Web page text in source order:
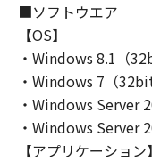
の関連会社、そ
のいずれも、「
品性および特定
め、いかなる保
問わず一切しな
(2) キヤノン、
ンの子会社、キ
■ソフトウエア
【OS】
・Windows 8.1（
・Windows 7（
・Windows Server
・Windows Server
【アプリケーション】